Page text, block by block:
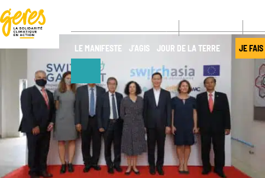
LE MANIFESTE J’AGIS JOUR DE LA TERRE JE FAIS
NOUS
DÉCOUVRIR
Qui sommes-
nous ?
NOS ACTIONS
Pays
d’intervention
Nos projets